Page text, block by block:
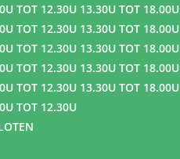
TOT 12.30U 13.30U TOT 18.00U
TOT 12.30U 13.30U TOT 18.00U
TOT 12.30U 13.30U TOT 18.00U
TOT 12.30U 13.30U TOT 18.00U
TOT 12.30U 13.30U TOT 18.00U
TOT 12.30U